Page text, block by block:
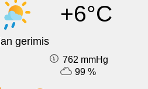
+6°C
gerimis
762 mmHg
99 %